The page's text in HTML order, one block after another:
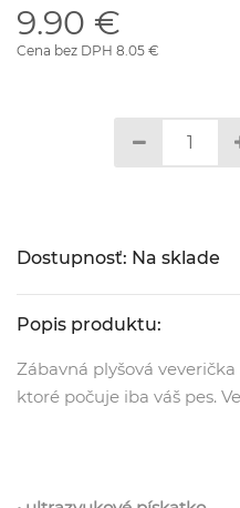
9.90 €
Cena bez DPH 8.05 €
Dostupnosť: Na sklade
Popis produktu:
Zábavná plyšová
ktoré počuje iba váš pes.